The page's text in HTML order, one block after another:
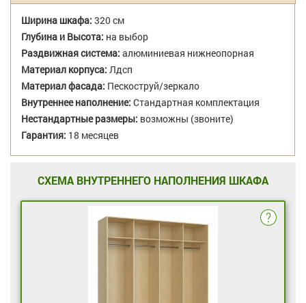
Ширина шкафа: 320 см
Глубина и Высота: на выбор
Раздвижная система: алюминиевая нижнеопорная
Материал корпуса: Лдсп
Материал фасада: Пескоструй/зеркало
Внутреннее наполнение: Стандартная комплектация
Нестандартные размеры: возможны (звоните)
Гарантия: 18 месяцев
СХЕМА ВНУТРЕННЕГО НАПОЛНЕНИЯ ШКАФА